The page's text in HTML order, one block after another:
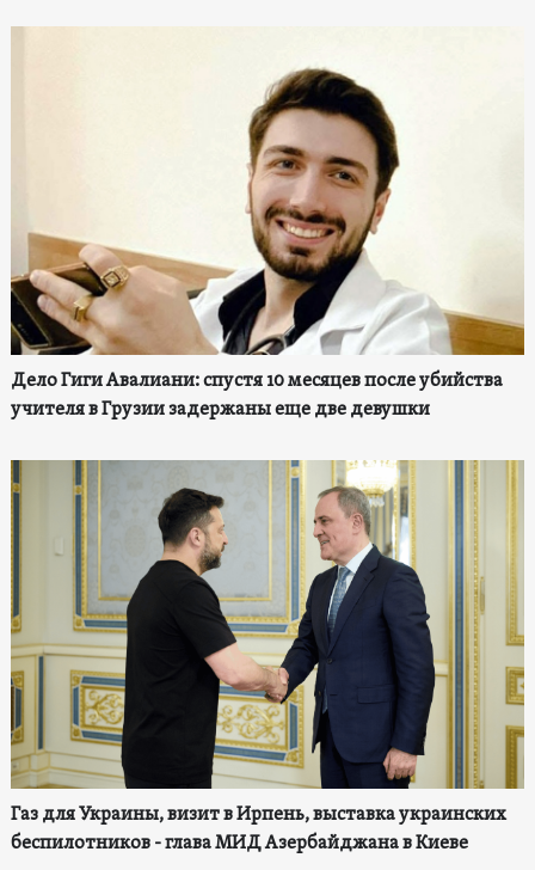
Дело Гиги Авалиани: спустя 10 месяцев после убийства
учителя в Грузии задержаны еще две девушки
Газ для Украины, визит в Ирпень, выставка украинских
беспилотников - глава МИД Азербайджана в Киеве